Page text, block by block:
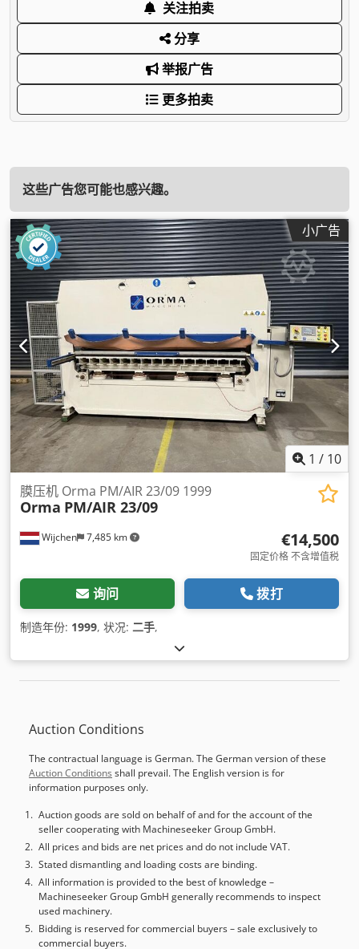
关注拍卖
分享
举报广告
更多拍卖
这些广告您可能也感兴趣。
小广告
1 / 10
Wijchen 7,485 km
膜压机 Orma PM/AIR 23/09 1999
Orma PM/AIR 23/09
€14,500
固定价格 不含增值税
询问 拨打
制造年份: 1999, 状况: 二手,
Auction Conditions
The contractual language is German. The German version of these
Auction Conditions shall prevail. The English version is for
information purposes only.
Auction goods are sold on behalf of and for the account of the
seller cooperating with Machineseeker Group GmbH.
All prices and bids are net prices and do not include VAT.
Stated dismantling and loading costs are binding.
All information is provided to the best of knowledge –
Machineseeker Group GmbH generally recommends to inspect
used machinery.
Bidding is reserved for commercial buyers – sale exclusively to
commercial buyers.